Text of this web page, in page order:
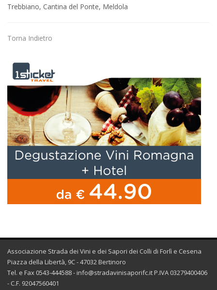
Trebbiano, Cantina del Ponte, Meldola
Torna Indietro
Associazione Strada dei Vini e dei Sapori dei Colli di Forlì e Cesena
Piazza della Libertà, 9C - 47032 Bertinoro
Tel. e Fax 0543-444588 - info@stradavinisaporifc.it P.IVA 03279400406
- C.F. 92047560401